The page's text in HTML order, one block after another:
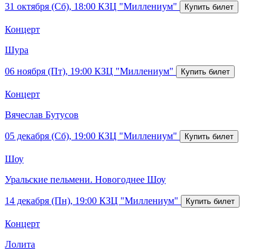
31 октября (Сб), 18:00 КЗЦ "Миллениум"
Концерт
Шура
06 ноября (Пт), 19:00 КЗЦ "Миллениум"
Концерт
Вячеслав Бутусов
05 декабря (Сб), 19:00 КЗЦ "Миллениум"
Шоу
Уральские пельмени. Новогоднее Шоу
14 декабря (Пн), 19:00 КЗЦ "Миллениум"
Концерт
Лолита